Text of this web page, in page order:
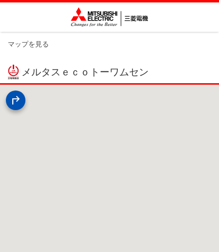
マップを見る
メルタスｅｃｏトーワムセン